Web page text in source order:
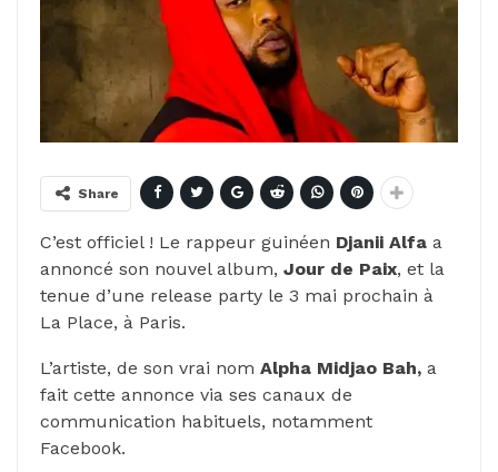
Share
C’est officiel ! Le rappeur guinéen Djanii Alfa a
annoncé son nouvel album, Jour de Paix, et la
tenue d’une release party le 3 mai prochain à
La Place, à Paris.
L’artiste, de son vrai nom Alpha Midjao Bah, a
fait cette annonce via ses canaux de
communication habituels, notamment
Facebook.